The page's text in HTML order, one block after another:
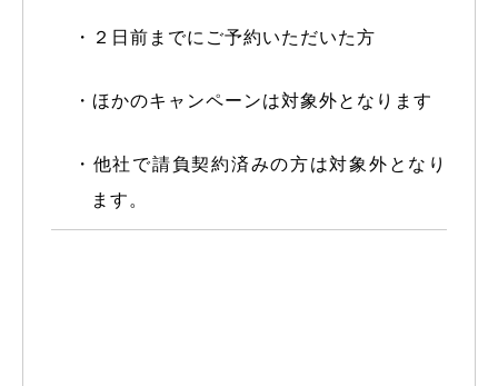
・２日前までにご予約いただいた方
・ほかのキャンペーンは対象外となります
・他社で請負契約済みの方は対象外となり
ます。